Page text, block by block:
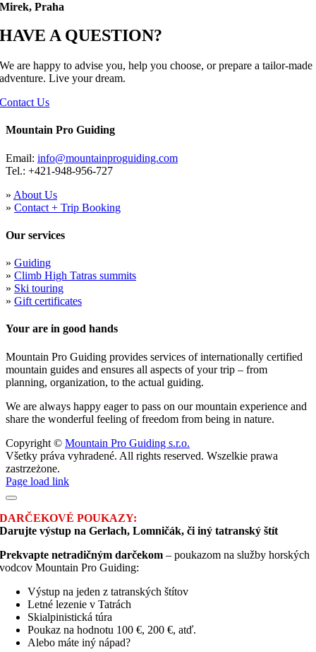
Mirek, Praha
HAVE A QUESTION?
We are happy to advise you, help you choose, or prepare a tailor-made
adventure. Live your dream.
Contact Us
Mountain Pro Guiding
Email: info@mountainproguiding.com
Tel.: +421-948-956-727
» About Us
» Contact + Trip Booking
Our services
» Guiding
» Climb High Tatras summits
» Ski touring
» Gift certificates
Your are in good hands
Mountain Pro Guiding provides services of internationally certified
mountain guides and ensures all aspects of your trip – from
planning, organization, to the actual guiding.
We are always happy eager to pass on our mountain experience and
share the wonderful feeling of freedom from being in nature.
Copyright © Mountain Pro Guiding s.r.o.
Všetky práva vyhradené. All rights reserved. Wszelkie prawa
zastrzeżone.
Facebook
Instagram
Page load link
DARČEKOVÉ POUKAZY:
Darujte výstup na Gerlach, Lomničák, či iný tatranský štít
Prekvapte netradičným darčekom– poukazom na služby horských
vodcov Mountain Pro Guiding:
Výstup na jeden z tatranských štítov
Letné lezenie v Tatrách
Skialpinistická túra
Poukaz na hodnotu 100 €, 200 €, atď.
Alebo máte iný nápad?